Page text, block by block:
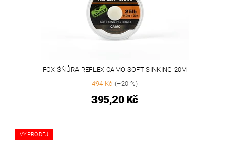
FOX ŠŇŮRA REFLEX CAMO SOFT SINKING 20M
494 Kč(–20 %)
395,20 Kč
VÝPRODEJ